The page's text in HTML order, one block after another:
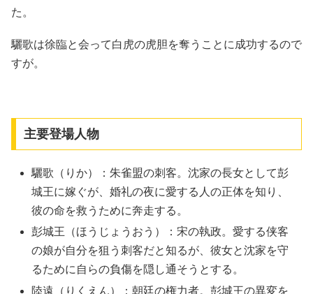
た。
驪歌は徐臨と会って白虎の虎胆を奪うことに成功するので
すが。
主要登場人物
驪歌（りか）：朱雀盟の刺客。沈家の長女として彭
城王に嫁ぐが、婚礼の夜に愛する人の正体を知り、
彼の命を救うために奔走する。
彭城王（ほうじょうおう）：宋の執政。愛する侠客
の娘が自分を狙う刺客だと知るが、彼女と沈家を守
るために自らの負傷を隠し通そうとする。
陸遠（りくえん）：朝廷の権力者。彭城王の異変を